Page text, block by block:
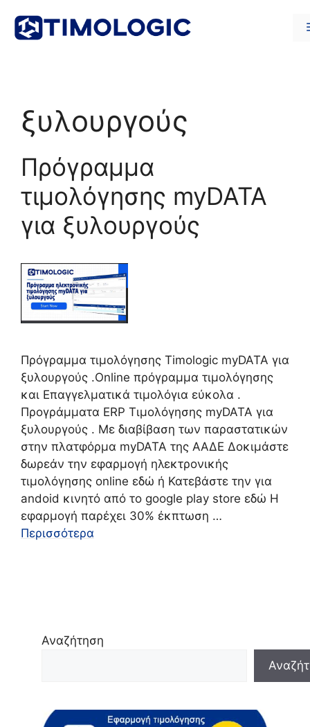
περιεχόμενο
ξυλουργούς
Πρόγραμμα
τιμολόγησης myDATA
για ξυλουργούς
Πρόγραμμα τιμολόγησης Timologic myDATA για
ξυλουργούς .Online πρόγραμμα τιμολόγησης
και Επαγγελματικά τιμολόγια εύκολα .
Προγράμματα ERP Τιμολόγησης myDATA για
ξυλουργούς . Με διαβίβαση των παραστατικών
στην πλατφόρμα myDATA της ΑΑΔΕ Δοκιμάστε
δωρεάν την εφαρμογή ηλεκτρονικής
τιμολόγησης online εδώ ή Κατεβάστε την για
andoid κινητό από το google play store εδώ Η
εφαρμογή παρέχει 30% έκπτωση …
Περισσότερα
Αναζήτηση